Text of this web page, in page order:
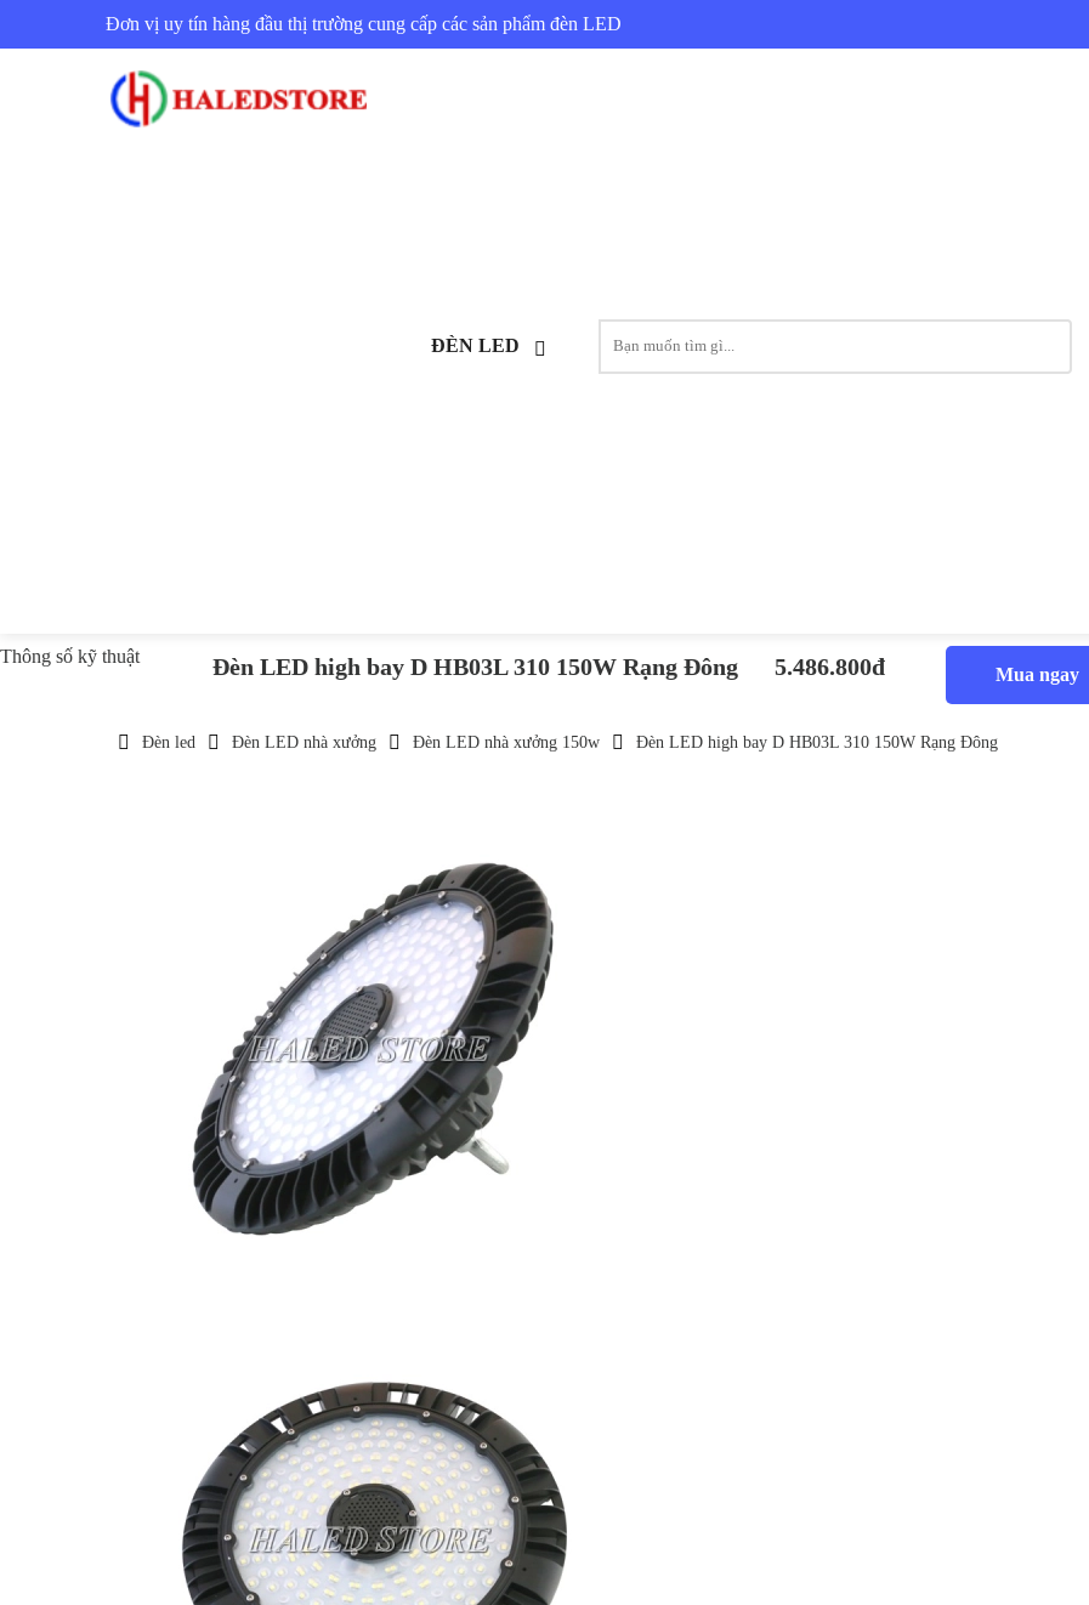
Đơn vị uy tín hàng đầu thị trường cung cấp các sản phẩm đèn LED
ĐÈN LED
Thông số kỹ thuật Đèn LED high bay D HB03L 310 150W Rạng Đông 5.486.800đ Mua ngay
Đèn led Đèn LED nhà xưởng Đèn LED nhà xưởng 150w Đèn LED high bay D HB03L 310 150W Rạng Đông